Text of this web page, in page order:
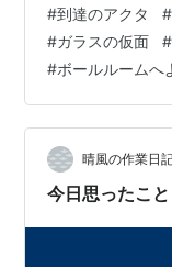
と、読者が指摘
す。 I. 🌟 最高の
のアクタ』が読
設定にあります
獄」 本作の主人
高の環境と技術
#到達のアクタ #
#ガラスの仮面 #
#ボールルームへ
晴風の作業日
今日思ったこ